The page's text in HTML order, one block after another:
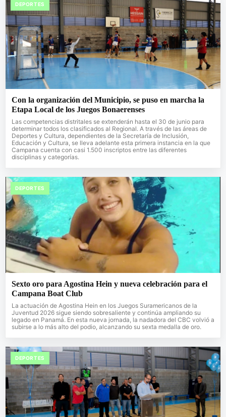
DEPORTES
Con la organización del Municipio, se puso en marcha la
Etapa Local de los Juegos Bonaerenses
Las competencias distritales se extenderán hasta el 30 de junio para
determinar todos los clasificados al Regional. A través de las áreas de
Deportes y Cultura, dependientes de la Secretaría de Inclusión,
Educación y Cultura, se lleva adelante esta primera instancia en la que
Campana cuenta con casi 1.500 inscriptos entre las diferentes
disciplinas y categorías.
DEPORTES
Sexto oro para Agostina Hein y nueva celebración para el
Campana Boat Club
La actuación de Agostina Hein en los Juegos Suramericanos de la
Juventud 2026 sigue siendo sobresaliente y continúa ampliando su
legado en Panamá. En esta nueva jornada, la nadadora del CBC volvió a
subirse a lo más alto del podio, alcanzando su sexta medalla de oro.
DEPORTES